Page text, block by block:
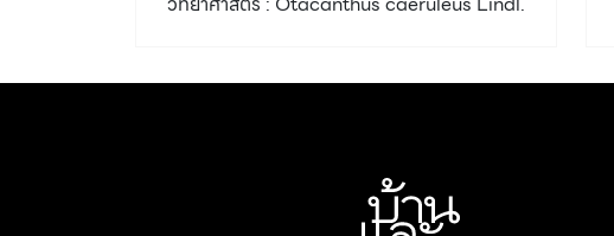
เป็นกระจุกตามปลายยอด เส้นผ่านศูนย์กลางดอก
2.5 เซนติเมตร ดอกสีม่วงอมน้ำเงิน กลางดอกสี